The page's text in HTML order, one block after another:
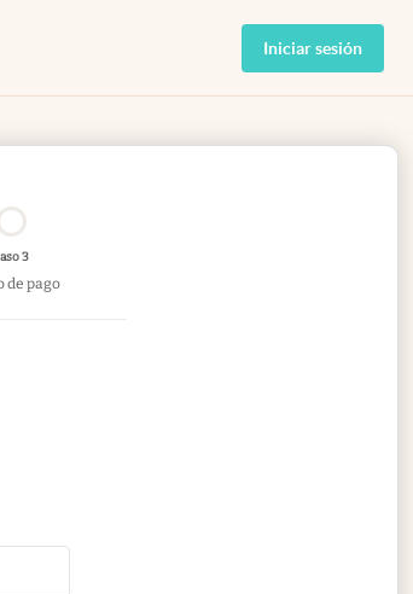
Iniciar sesión
3
de pago